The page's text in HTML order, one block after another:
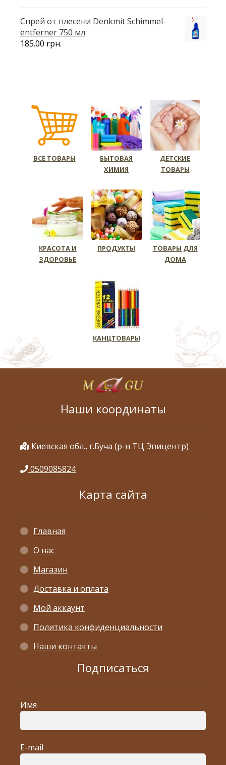
Спрей от плесени Denkmit Schimmel-
entferner 750 мл
185.00 грн.
ВСЕ ТОВАРЫ
БЫТОВАЯ
ХИМИЯ
ДЕТСКИЕ
ТОВАРЫ
КРАСОТА И
ЗДОРОВЬЕ
ПРОДУКТЫ
ТОВАРЫ ДЛЯ
ДОМА
КАНЦТОВАРЫ
Наши координаты
Киевская обл., г.Буча (р-н ТЦ Эпицентр)
0509085824
Карта сайта
Главная
О нас
Магазин
Доставка и оплата
Мой аккаунт
Политика конфиденциальности
Наши контакты
Подписаться
Имя
E-mail